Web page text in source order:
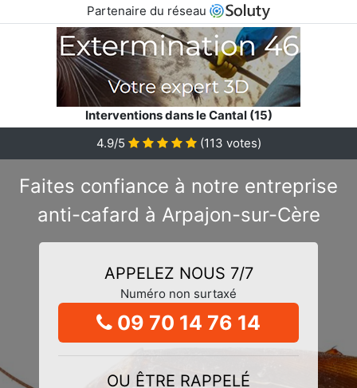
Partenaire du réseau
Interventions dans le Cantal (15)
4.9/5
(113 votes)
Faites confiance à notre entreprise
anti-cafard à Arpajon-sur-Cère
APPELEZ NOUS 7/7
Numéro non surtaxé
09 70 14 76 14
OU ÊTRE RAPPELÉ